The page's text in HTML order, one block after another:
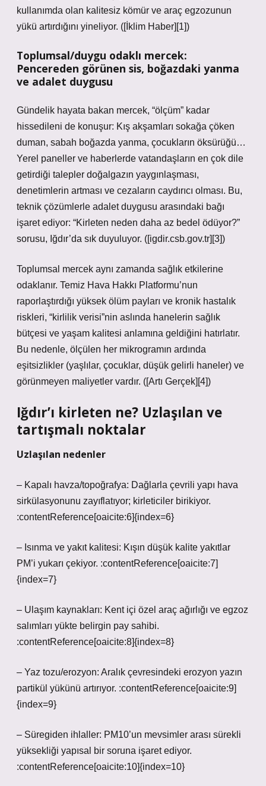
kullanımda olan kalitesiz kömür ve araç egzozunun
yükü artırdığını yineliyor. ([İklim Haber][1])
Toplumsal/duygu odaklı mercek:
Pencereden görünen sis, boğazdaki yanma
ve adalet duygusu
Gündelik hayata bakan mercek, “ölçüm” kadar
hissedileni de konuşur: Kış akşamları sokağa çöken
duman, sabah boğazda yanma, çocukların öksürüğü…
Yerel paneller ve haberlerde vatandaşların en çok dile
getirdiği talepler doğalgazın yaygınlaşması,
denetimlerin artması ve cezaların caydırıcı olması. Bu,
teknik çözümlerle adalet duygusu arasındaki bağı
işaret ediyor: “Kirleten neden daha az bedel ödüyor?”
sorusu, Iğdır’da sık duyuluyor. ([igdir.csb.gov.tr][3])
Toplumsal mercek aynı zamanda sağlık etkilerine
odaklanır. Temiz Hava Hakkı Platformu’nun
raporlaştırdığı yüksek ölüm payları ve kronik hastalık
riskleri, “kirlilik verisi”nin aslında hanelerin sağlık
bütçesi ve yaşam kalitesi anlamına geldiğini hatırlatır.
Bu nedenle, ölçülen her mikrogramın ardında
eşitsizlikler (yaşlılar, çocuklar, düşük gelirli haneler) ve
görünmeyen maliyetler vardır. ([Artı Gerçek][4])
Iğdır’ı kirleten ne? Uzlaşılan ve
tartışmalı noktalar
Uzlaşılan nedenler
– Kapalı havza/topoğrafya: Dağlarla çevrili yapı hava
sirkülasyonunu zayıflatıyor; kirleticiler birikiyor.
:contentReference[oaicite:6]{index=6}
– Isınma ve yakıt kalitesi: Kışın düşük kalite yakıtlar
PM’i yukarı çekiyor. :contentReference[oaicite:7]
{index=7}
– Ulaşım kaynakları: Kent içi özel araç ağırlığı ve egzoz
salımları yükte belirgin pay sahibi.
:contentReference[oaicite:8]{index=8}
– Yaz tozu/erozyon: Aralık çevresindeki erozyon yazın
partikül yükünü artırıyor. :contentReference[oaicite:9]
{index=9}
– Süregiden ihlaller: PM10’un mevsimler arası sürekli
yüksekliği yapısal bir soruna işaret ediyor.
:contentReference[oaicite:10]{index=10}